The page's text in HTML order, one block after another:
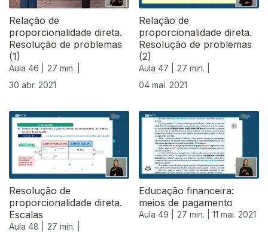
Relação de
proporcionalidade direta.
Resolução de problemas
(1)
Aula 46 |
27 min. |
30 abr. 2021
Relação de
proporcionalidade direta.
Resolução de problemas
(2)
Aula 47 |
27 min. |
04 mai. 2021
Resolução de
proporcionalidade direta.
Escalas
Aula 48 | 27 min. |
Educação financeira:
meios de pagamento
Aula 49 | 27 min. | 11 mai. 2021